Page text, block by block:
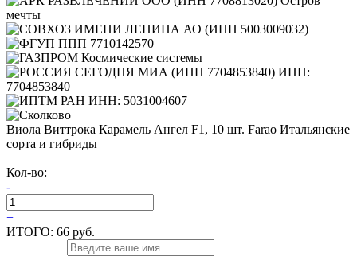
Виола Виттрока Карамель Ангел F1, 10 шт. Farao Итальянские
сорта и гибриды
Кол-во:
-
+
ИТОГО: 66 руб.